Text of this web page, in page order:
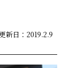
新日：2019.2.9